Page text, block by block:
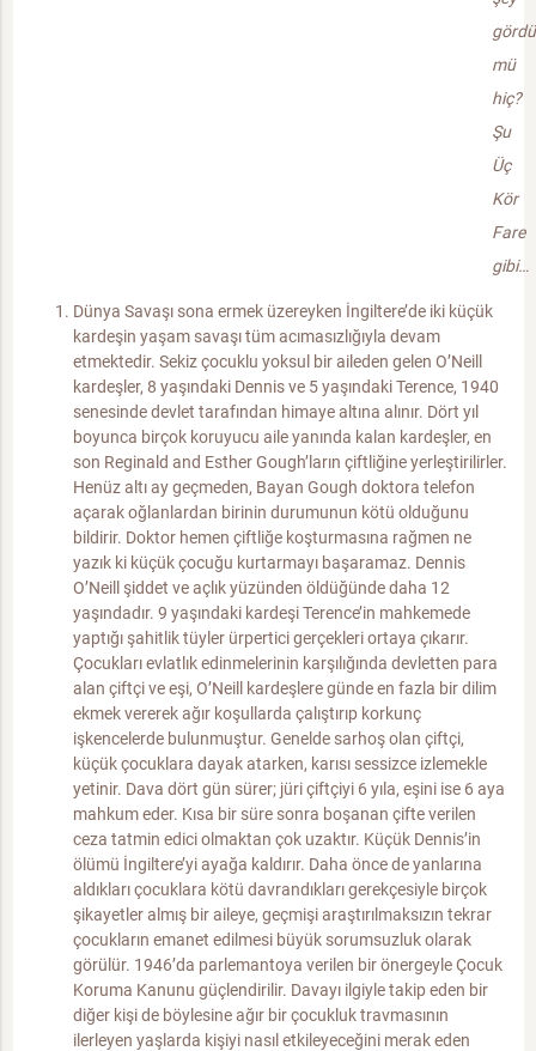
mü
hiç?
Şu
Üç
Kör
Fare
gibi…
Dünya Savaşı sona ermek üzereyken İngiltere’de iki küçük
kardeşin yaşam savaşı tüm acımasızlığıyla devam
etmektedir. Sekiz çocuklu yoksul bir aileden gelen O’Neill
kardeşler, 8 yaşındaki Dennis ve 5 yaşındaki Terence, 1940
senesinde devlet tarafından himaye altına alınır. Dört yıl
boyunca birçok koruyucu aile yanında kalan kardeşler, en
son Reginald and Esther Gough’ların çiftliğine yerleştirilirler.
Henüz altı ay geçmeden, Bayan Gough doktora telefon
açarak oğlanlardan birinin durumunun kötü olduğunu
bildirir. Doktor hemen çiftliğe koşturmasına rağmen ne
yazık ki küçük çocuğu kurtarmayı başaramaz. Dennis
O’Neill şiddet ve açlık yüzünden öldüğünde daha 12
yaşındadır. 9 yaşındaki kardeşi Terence’in mahkemede
yaptığı şahitlik tüyler ürpertici gerçekleri ortaya çıkarır.
Çocukları evlatlık edinmelerinin karşılığında devletten para
alan çiftçi ve eşi, O’Neill kardeşlere günde en fazla bir dilim
ekmek vererek ağır koşullarda çalıştırıp korkunç
işkencelerde bulunmuştur. Genelde sarhoş olan çiftçi,
küçük çocuklara dayak atarken, karısı sessizce izlemekle
yetinir. Dava dört gün sürer; jüri çiftçiyi 6 yıla, eşini ise 6 aya
mahkum eder. Kısa bir süre sonra boşanan çifte verilen
ceza tatmin edici olmaktan çok uzaktır. Küçük Dennis’in
ölümü İngiltere’yi ayağa kaldırır. Daha önce de yanlarına
aldıkları çocuklara kötü davrandıkları gerekçesiyle birçok
şikayetler almış bir aileye, geçmişi araştırılmaksızın tekrar
çocukların emanet edilmesi büyük sorumsuzluk olarak
görülür. 1946’da parlemantoya verilen bir önergeyle Çocuk
Koruma Kanunu güçlendirilir. Davayı ilgiyle takip eden bir
diğer kişi de böylesine ağır bir çocukluk travmasının
ilerleyen yaşlarda kişiyi nasıl etkileyeceğini merak eden